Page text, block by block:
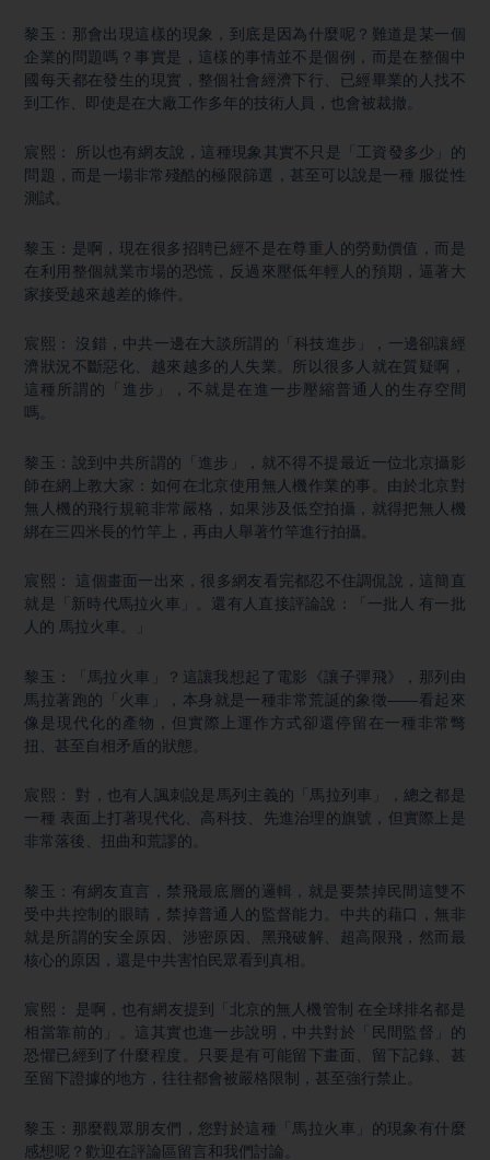
黎玉：那會出現這樣的現象，到底是因為什麼呢？難道是某一個
企業的問題嗎？事實是，這樣的事情並不是個例，而是在整個中
國每天都在發生的現實，整個社會經濟下行、已經畢業的人找不
到工作、即使是在大廠工作多年的技術人員，也會被裁撤。
宸熙： 所以也有網友說，這種現象其實不只是「工資發多少」的
問題，而是一場非常殘酷的極限篩選，甚至可以說是一種 服從性
測試。
黎玉：是啊，現在很多招聘已經不是在尊重人的勞動價值，而是
在利用整個就業市場的恐慌，反過來壓低年輕人的預期，逼著大
家接受越來越差的條件。
宸熙： 沒錯，中共一邊在大談所謂的「科技進步」，一邊卻讓經
濟狀況不斷惡化、越來越多的人失業。所以很多人就在質疑啊，
這種所謂的「進步」，不就是在進一步壓縮普通人的生存空間
嗎。
黎玉：說到中共所謂的「進步」，就不得不提最近一位北京攝影
師在網上教大家：如何在北京使用無人機作業的事。由於北京對
無人機的飛行規範非常嚴格，如果涉及低空拍攝，就得把無人機
綁在三四米長的竹竿上，再由人舉著竹竿進行拍攝。
宸熙： 這個畫面一出來，很多網友看完都忍不住調侃說，這簡直
就是「新時代馬拉火車」。還有人直接評論說：「一批人 有一批
人的 馬拉火車。」
黎玉：「馬拉火車」？這讓我想起了電影《讓子彈飛》，那列由
馬拉著跑的「火車」，本身就是一種非常荒誕的象徵——看起來
像是現代化的產物，但實際上運作方式卻還停留在一種非常彆
扭、甚至自相矛盾的狀態。
宸熙： 對，也有人諷刺說是馬列主義的「馬拉列車」，總之都是
一種 表面上打著現代化、高科技、先進治理的旗號，但實際上是
非常落後、扭曲和荒謬的。
黎玉：有網友直言，禁飛最底層的邏輯，就是要禁掉民間這雙不
受中共控制的眼睛，禁掉普通人的監督能力。中共的藉口，無非
就是所謂的安全原因、涉密原因、黑飛破解、超高限飛，然而最
核心的原因，還是中共害怕民眾看到真相。
宸熙： 是啊，也有網友提到「北京的無人機管制 在全球排名都是
相當靠前的」。這其實也進一步說明，中共對於「民間監督」的
恐懼已經到了什麼程度。只要是有可能留下畫面、留下記錄、甚
至留下證據的地方，往往都會被嚴格限制，甚至強行禁止。
黎玉：那麼觀眾朋友們，您對於這種「馬拉火車」的現象有什麼
感想呢？歡迎在評論區留言和我們討論。